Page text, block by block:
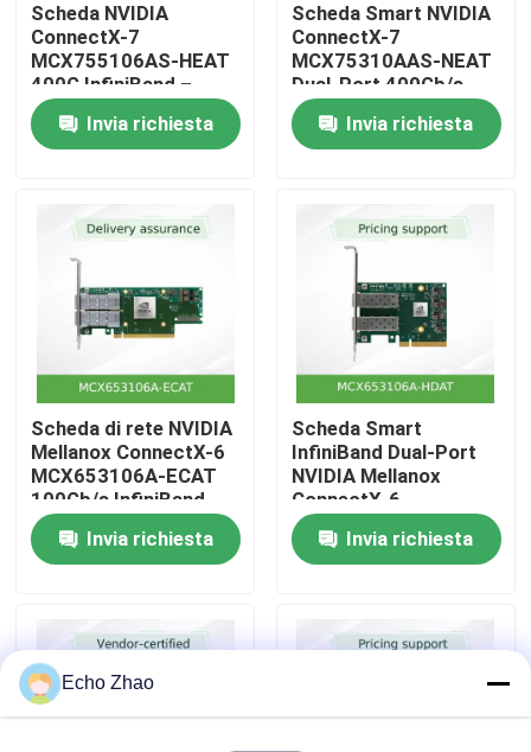
Casa.
Prodotti
Video
Chi Siamo
Controllo della qualità
Contattaci
Casi
Scheda NVIDIA
ConnectX-7
MCX755106AS-HEAT
400G InfiniBand –
Porta singola NDR,
PCIe 5.0, Sicurezza e
Archiviazione
di lavoro hyperscale
Invia richiesta
Scheda Smart NVIDIA
ConnectX-7
MCX75310AAS-NEAT
Dual-Port 400Gb/s
InfiniBand ed Ethernet
– PCIe 5.0 x16, NDR
Invia richiesta
Scheda di rete NVIDIA
Mellanox ConnectX-6
MCX653106A-ECAT
100Gb/s InfiniBand
Dual-Port con
capacità Ethernet
Invia richiesta
Scheda Smart
InfiniBand Dual-Port
NVIDIA Mellanox
ConnectX-6
MCX653106A-HDAT
da 200 Gb/s – PCIe
4.0 x16, In-Network
Invia richiesta
Echo Zhao